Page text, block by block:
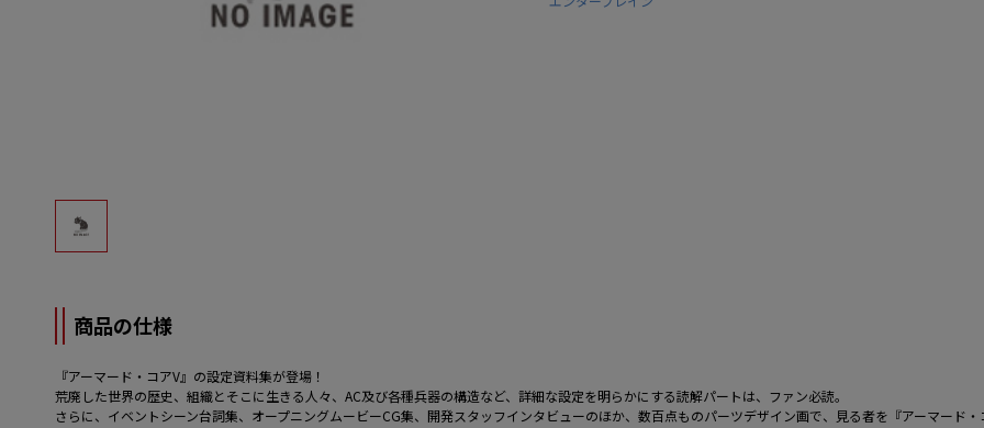
商品の仕様
『アーマード・コアV』の設定資料集が登場！
荒廃した世界の歴史、組織とそこに生きる人々、AC及び各種兵器の構造など、詳細な設定を明らかにする読解パートは、ファン必読。
さらに、イベントシーン台詞集、オープニングムービーCG集、開発スタッフインタビューのほか、数百点ものパーツデザイン画で、見る者を『アーマード・